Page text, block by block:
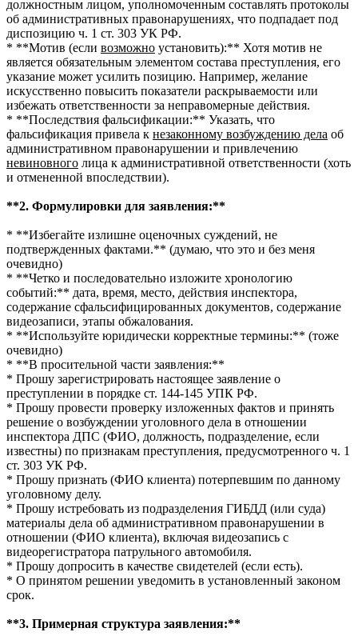
должностным лицом, уполномоченным составлять протоколы
об административных правонарушениях, что подпадает под
диспозицию ч. 1 ст. 303 УК РФ.
* **Мотив (если возможно установить):** Хотя мотив не
является обязательным элементом состава преступления, его
указание может усилить позицию. Например, желание
искусственно повысить показатели раскрываемости или
избежать ответственности за неправомерные действия.
* **Последствия фальсификации:** Указать, что
фальсификация привела к незаконному возбуждению дела об
административном правонарушении и привлечению
невиновного лица к административной ответственности (хоть
и отмененной впоследствии).
**2. Формулировки для заявления:**
* **Избегайте излишне оценочных суждений, не
подтвержденных фактами.** (думаю, что это и без меня
очевидно)
* **Четко и последовательно изложите хронологию
событий:** дата, время, место, действия инспектора,
содержание сфальсифицированных документов, содержание
видеозаписи, этапы обжалования.
* **Используйте юридически корректные термины:** (тоже
очевидно)
* **В просительной части заявления:**
* Прошу зарегистрировать настоящее заявление о
преступлении в порядке ст. 144-145 УПК РФ.
* Прошу провести проверку изложенных фактов и принять
решение о возбуждении уголовного дела в отношении
инспектора ДПС (ФИО, должность, подразделение, если
известны) по признакам преступления, предусмотренного ч. 1
ст. 303 УК РФ.
* Прошу признать (ФИО клиента) потерпевшим по данному
уголовному делу.
* Прошу истребовать из подразделения ГИБДД (или суда)
материалы дела об административном правонарушении в
отношении (ФИО клиента), включая видеозапись с
видеорегистратора патрульного автомобиля.
* Прошу допросить в качестве свидетелей (если есть).
* О принятом решении уведомить в установленный законом
срок.
**3. Примерная структура заявления:**